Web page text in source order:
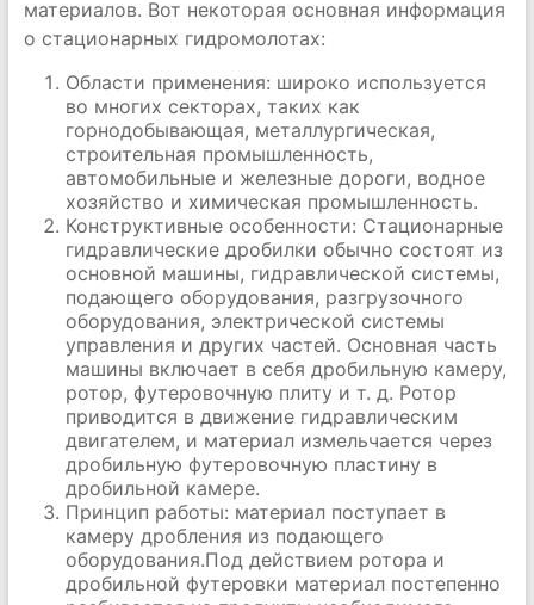
материалов. Вот некоторая основная информация
о стационарных гидромолотах:
Области применения: широко используется
во многих секторах, таких как
горнодобывающая, металлургическая,
строительная промышленность,
автомобильные и железные дороги, водное
хозяйство и химическая промышленность.
Конструктивные особенности: Стационарные
гидравлические дробилки обычно состоят из
основной машины, гидравлической системы,
подающего оборудования, разгрузочного
оборудования, электрической системы
управления и других частей. Основная часть
машины включает в себя дробильную камеру,
ротор, футеровочную плиту и т. д. Ротор
приводится в движение гидравлическим
двигателем, и материал измельчается через
дробильную футеровочную пластину в
дробильной камере.
Принцип работы: материал поступает в
камеру дробления из подающего
оборудования.Под действием ротора и
дробильной футеровки материал постепенно